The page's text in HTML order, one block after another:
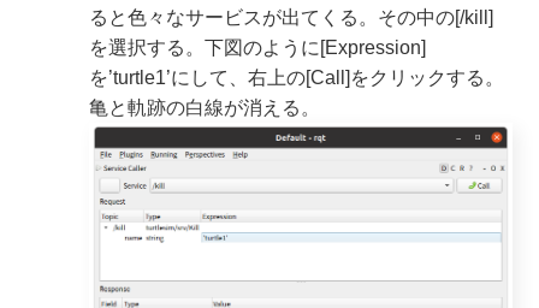
ると色々なサービスが出てくる。その中の[/kill]
を選択する。下図のように[Expression]
を’turtle1’にして、右上の[Call]をクリックする。
亀と軌跡の白線が消える。